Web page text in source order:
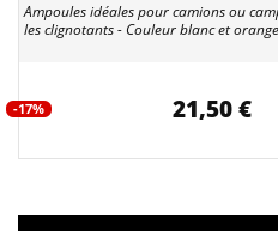
Ampoules idéales pour camions ou
les clignotants - Couleur blanc et orange
-17% 21,50 €